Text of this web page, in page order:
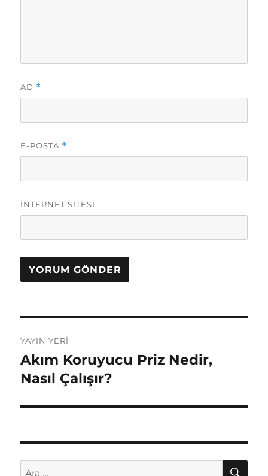
AD *
E-POSTA *
İNTERNET SITESI
gezinmesi
YAYIN YERI
Akım Koruyucu Priz Nedir,
Nasıl Çalışır?
Ara: